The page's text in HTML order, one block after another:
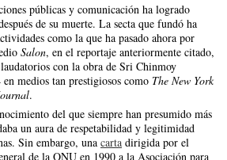
públicas y comunicación ha logrado
de su muerte. La secta que fundó ha
como la que ha pasado ahora por
Salon, en el reportaje anteriormente citado,
con la obra de Sri Chinmoy
medios tan prestigiosos como The New York
.
del que siempre han presumido más
un aura de respetabilidad y legitimidad
Sin embargo, una carta dirigida por el
de la ONU en 1990 a la Asociación para